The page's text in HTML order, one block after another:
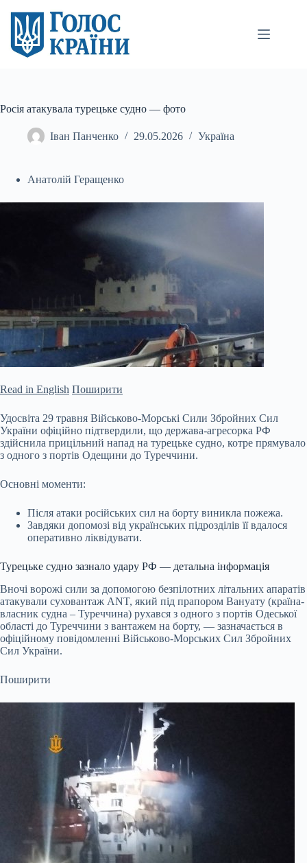
вмісту
Росія атакувала турецьке судно — фото
Іван Панченко 29.05.2026 Україна
Анатолій Геращенко
Read in English Поширити
Удосвіта 29 травня Військово-Морські Сили Збройних Сил
України офіційно підтвердили, що держава-агресорка РФ
здійснила прицільний напад на турецьке судно, котре прямувало
з одного з портів Одещини до Туреччини.
Основні моменти:
Після атаки російських сил на борту виникла пожежа.
Завдяки допомозі від українських підрозділів її вдалося
оперативно ліквідувати.
Турецьке судно зазнало удару РФ — детальна інформація
Вночі ворожі сили за допомогою безпілотних літальних апаратів
атакували суховантаж ANT, який під прапором Вануату (країна-
власник судна – Туреччина) рухався з одного з портів Одеської
області до Туреччини з вантажем на борту, — зазначається в
офіційному повідомленні Військово-Морських Сил Збройних
Сил України.
Поширити